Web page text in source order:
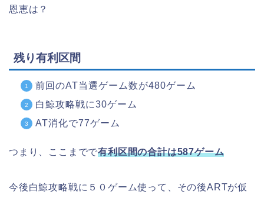
恩恵は？
残り有利区間
前回のAT当選ゲーム数が480ゲーム
白鯨攻略戦に30ゲーム
AT消化で77ゲーム
つまり、ここまでで有利区間の合計は587ゲーム
今後白鯨攻略戦に５０ゲーム使って、その後ARTが仮